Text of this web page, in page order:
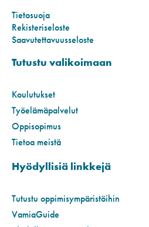
Tietosuoja
Rekisteriseloste
Saavutettavuusseloste
Tutustu valikoimaan
Koulutukset
Työelämäpalvelut
Oppisopimus
Tietoa meistä
Hyödyllisiä linkkejä
Tutustu oppimisympäristöihin
VamiaGuide